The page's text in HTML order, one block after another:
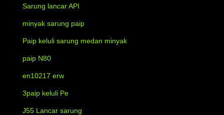
Sarung lancar API
minyak sarung paip
Paip keluli sarung medan minyak
paip N80
en10217 erw
3paip keluli Pe
J55 Lancar sarung